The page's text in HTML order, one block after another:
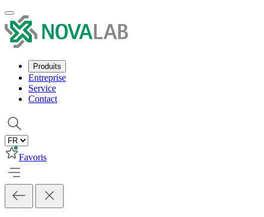
Produits
Entreprise
Service
Contact
Favoris